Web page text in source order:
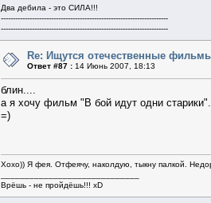
Два дебила - это СИЛА!!!
----------------------------------------------------------------------
----------------------------------------------------------------------
Re: Ищутся отечественные
Ответ #87 : 14 Июнь 2007, 18:13
блин....
а я хочу фильм "В бой идут одни
=)
Хохо)) Я фея. Отфеячу, наколдую, тыкну палкой.
Врёшь - не пройдёшь!!! xD